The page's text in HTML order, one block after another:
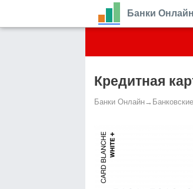
Банки Онлайн
Кредитная
Банки Онлайн→